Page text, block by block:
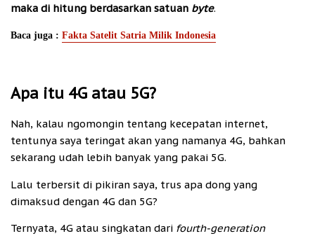
maka di hitung berdasarkan satuan byte.
Baca juga : Fakta Satelit Satria Milik Indonesia
Apa itu 4G atau 5G?
Nah, kalau ngomongin tentang kecepatan internet,
tentunya saya teringat akan yang namanya 4G, bahkan
sekarang udah lebih banyak yang pakai 5G.
Lalu terbersit di pikiran saya, trus apa dong yang
dimaksud dengan 4G dan 5G?
Ternyata, 4G atau singkatan dari fourth-generation